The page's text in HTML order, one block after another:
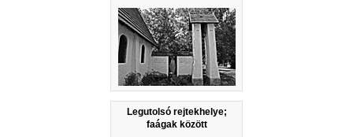
Legutolsó rejtekhelye;
faágak között